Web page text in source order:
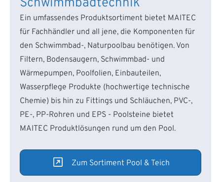
Ein umfassendes Produktsortiment bietet MAITEC
für Fachhändler und all jene, die Komponenten für
den Schwimmbad-, Naturpoolbau benötigen. Von
Filtern, Bodensaugern, Schwimmbad- und
Wärmepumpen, Poolfolien, Einbauteilen,
Wasserpflege Produkte (hochwertige technische
Chemie) bis hin zu Fittings und Schläuchen, PVC-,
PE-, PP-Rohren und EPS - Poolsteine bietet
MAITEC Produktlösungen rund um den Pool.
Zum Sortiment Pool & Teich